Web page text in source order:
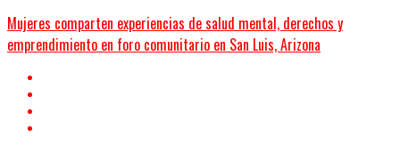
Mujeres comparten experiencias de salud mental, derechos y
emprendimiento en foro comunitario en San Luis, Arizona